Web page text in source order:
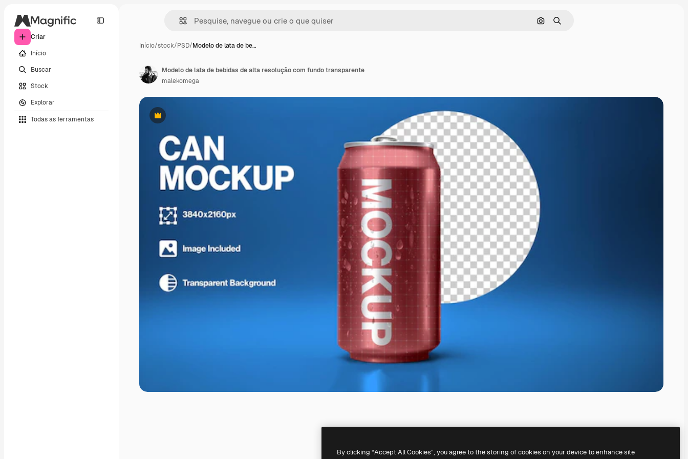
Criar
Início
Buscar
Stock
Explorar
Todas as ferramentas
Pesquisar por imagem
Buscar
Início/stock/PSD/Modelo de lata de be…
Premium
Modelo de lata de bebidas de alta resolução com fundo transparente
malekomega
By clicking “Accept All Cookies”, you agree to the storing of cookies on your device to enhance site